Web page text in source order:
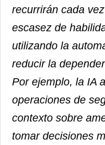
recurrirán cada
escasez de
utilizando la
reducir la
Por ejemplo, la IA
operaciones de
contexto sobre
tomar decisiones